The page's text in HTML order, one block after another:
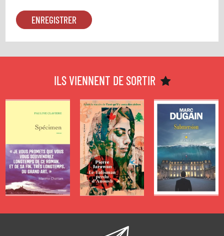
ILS VIENNENT DE SORTIR
D’ÉTÉ 2026 -
Pauline Claviere
D’ÉTÉ 2026 -
PERDU
D'ANOUSH
de
Pierre Jarawan
D’ÉTÉ 2026 -
de
Marc Dugain